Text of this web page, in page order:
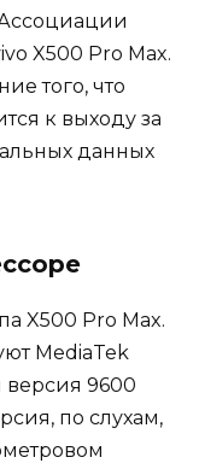
X500 Pro Max.
того, что
к выходу за
данных
X500 Pro Max.
MediaTek
версия 9600
по слухам,